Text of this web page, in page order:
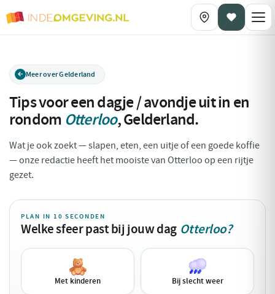
Meer over Gelderland
Tips voor een dagje / avondje uit in en
rondom Otterloo,Gelderland.
Wat je ook zoekt — slapen, eten, een uitje of een goede koffie
— onze redactie heeft het mooiste van Otterloo op een rijtje
gezet.
PLAN IN 10 SECONDEN
Welke sfeer past bij jouw dag Otterloo?
Met kinderen Bij slecht weer